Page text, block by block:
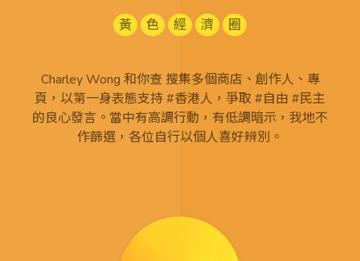
黃 色 經 濟 圈
Charley Wong 和你查 搜集多個商店、創作人、專
頁，以第一身表態支持 #香港人，爭取 #自由 #民主
的良心發言。當中有高調行動，有低調暗示，我地不
作篩選，各位自行以個人喜好辨別。